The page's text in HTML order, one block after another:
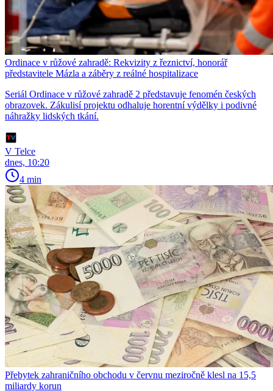
Ordinace v růžové zahradě: Rekvizity z řeznictví, honorář
představitele Mázla a záběry z reálné hospitalizace
Seriál Ordinace v růžové zahradě 2 představuje fenomén českých
obrazovek. Zákulisí projektu odhaluje horentní výdělky i podivné
náhražky lidských tkání.
V Telce
dnes, 10:20
4 min
Přebytek zahraničního obchodu v červnu meziročně klesl na 15,5
miliardy korun